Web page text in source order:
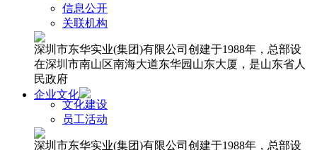
信息公开
关联机构
深圳市东华实业(集团)有限公司创建于1988年，总部设
在深圳市南山区南海大道东华园山东大厦，是山东省人
民政府
企业文化
文化建设
员工活动
深圳市东华实业(集团)有限公司创建于1988年，总部设